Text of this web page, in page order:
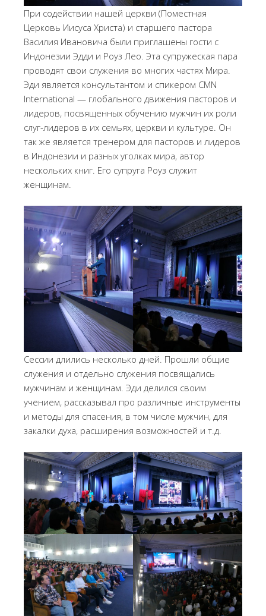
При содействии нашей церкви (Поместная
Церковь Иисуса Христа) и старшего пастора
Василия Ивановича были приглашены гости с
Индонезии Эдди и Роуз Лео. Эта супружеская пара
проводят свои служения во многих частях Мира.
Эди является консультантом и спикером CMN
International — глобального движения пасторов и
лидеров, посвященных обучению мужчин их роли
слуг-лидеров в их семьях, церкви и культуре. Он
так же является тренером для пасторов и лидеров
в Индонезии и разных уголках мира, автор
нескольких книг. Его супруга Роуз служит
женщинам.
Сессии длились несколько дней. Прошли общие
служения и отдельно служения посвящались
мужчинам и женщинам. Эди делился своим
учением, рассказывал про различные инструменты
и методы для спасения, в том числе мужчин, для
закалки духа, расширения возможностей и т.д.